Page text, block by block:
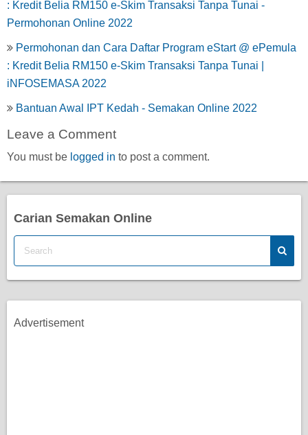
: Kredit Belia RM150 e-Skim Transaksi Tanpa Tunai -
Permohonan Online 2022
Permohonan dan Cara Daftar Program eStart @ ePemula
: Kredit Belia RM150 e-Skim Transaksi Tanpa Tunai |
iNFOSEMASA 2022
Bantuan Awal IPT Kedah - Semakan Online 2022
Leave a Comment
You must be logged in to post a comment.
Carian Semakan Online
Advertisement